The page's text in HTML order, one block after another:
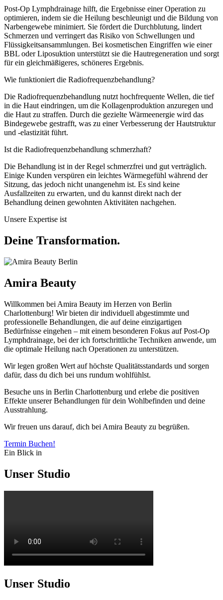
Post-Op Lymphdrainage hilft, die Ergebnisse einer Operation zu
optimieren, indem sie die Heilung beschleunigt und die Bildung von
Narbengewebe minimiert. Sie fördert die Durchblutung, lindert
Schmerzen und verringert das Risiko von Schwellungen und
Flüssigkeitsansammlungen. Bei kosmetischen Eingriffen wie einer
BBL oder Liposuktion unterstützt sie die Hautregeneration und sorgt
für ein gleichmäßigeres, schöneres Ergebnis.
Wie funktioniert die Radiofrequenzbehandlung?
Die Radiofrequenzbehandlung nutzt hochfrequente Wellen, die tief
in die Haut eindringen, um die Kollagenproduktion anzuregen und
die Haut zu straffen. Durch die gezielte Wärmeenergie wird das
Bindegewebe gestrafft, was zu einer Verbesserung der Hautstruktur
und -elastizität führt.
Ist die Radiofrequenzbehandlung schmerzhaft?
Die Behandlung ist in der Regel schmerzfrei und gut verträglich.
Einige Kunden verspüren ein leichtes Wärmegefühl während der
Sitzung, das jedoch nicht unangenehm ist. Es sind keine
Ausfallzeiten zu erwarten, und du kannst direkt nach der
Behandlung deinen gewohnten Aktivitäten nachgehen.
Unsere Expertise ist
Deine Transformation.
Amira Beauty
Willkommen bei Amira Beauty im Herzen von Berlin
Charlottenburg! Wir bieten dir individuell abgestimmte und
professionelle Behandlungen, die auf deine einzigartigen
Bedürfnisse eingehen – mit einem besonderen Fokus auf Post-Op
Lymphdrainage, bei der ich fortschrittliche Techniken anwende, um
die optimale Heilung nach Operationen zu unterstützen.
Wir legen großen Wert auf höchste Qualitätsstandards und sorgen
dafür, dass du dich bei uns rundum wohlfühlst.
Besuche uns in Berlin Charlottenburg und erlebe die positiven
Effekte unserer Behandlungen für dein Wohlbefinden und deine
Ausstrahlung.
Wir freuen uns darauf, dich bei Amira Beauty zu begrüßen.
Termin Buchen!
Ein Blick in
Unser Studio
Unser Studio